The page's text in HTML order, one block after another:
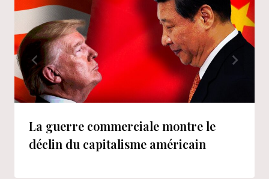
La guerre commerciale montre le
déclin du capitalisme américain